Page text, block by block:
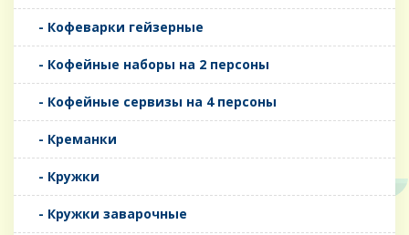
- Кофеварки гейзерные
- Кофейные наборы на 2 персоны
- Кофейные сервизы на 4 персоны
- Креманки
- Кружки
- Кружки заварочные